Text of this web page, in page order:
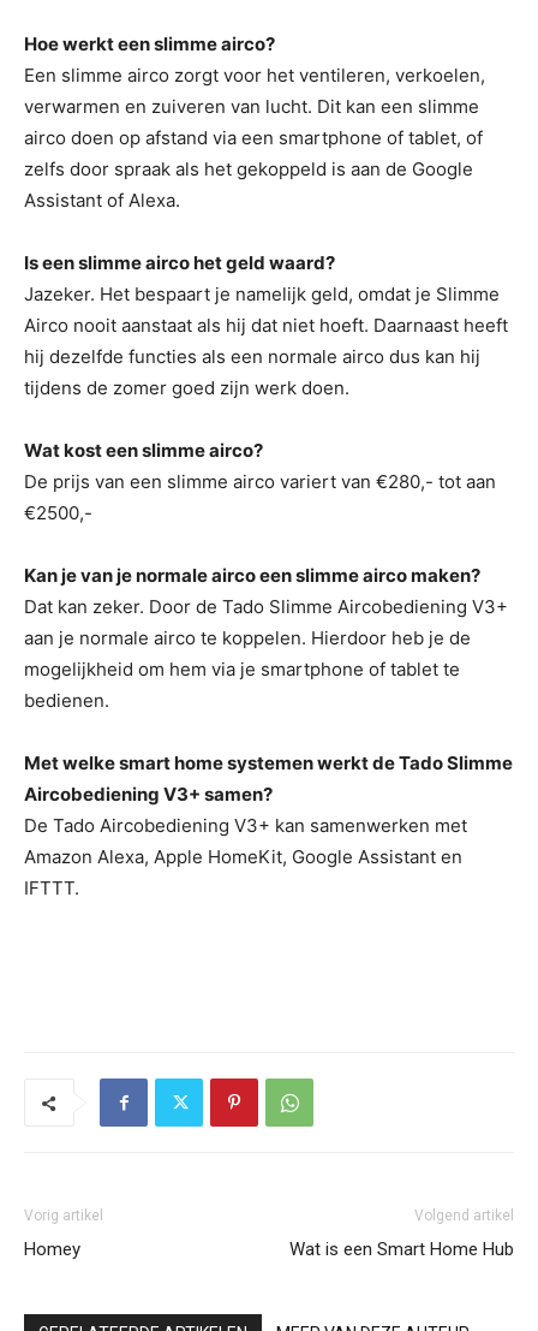
Hoe werkt een slimme airco?
Een slimme airco zorgt voor het ventileren, verkoelen,
verwarmen en zuiveren van lucht. Dit kan een slimme
airco doen op afstand via een smartphone of tablet, of
zelfs door spraak als het gekoppeld is aan de Google
Assistant of Alexa.
Is een slimme airco het geld waard?
Jazeker. Het bespaart je namelijk geld, omdat je Slimme
Airco nooit aanstaat als hij dat niet hoeft. Daarnaast heeft
hij dezelfde functies als een normale airco dus kan hij
tijdens de zomer goed zijn werk doen.
Wat kost een slimme airco?
De prijs van een slimme airco variert van €280,- tot aan
€2500,-
Kan je van je normale airco een slimme airco maken?
Dat kan zeker. Door de Tado Slimme Aircobediening V3+
aan je normale airco te koppelen. Hierdoor heb je de
mogelijkheid om hem via je smartphone of tablet te
bedienen.
Met welke smart home systemen werkt de Tado Slimme
Aircobediening V3+ samen?
De Tado Aircobediening V3+ kan samenwerken met
Amazon Alexa, Apple HomeKit, Google Assistant en
IFTTT.
Vorig artikel
Homey
Volgend artikel
Wat is een Smart Home Hub